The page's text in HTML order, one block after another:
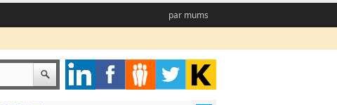
par mums